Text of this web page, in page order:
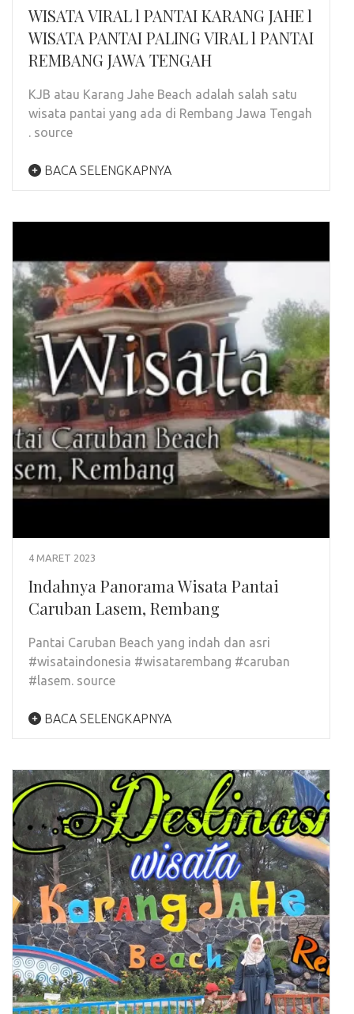
WISATA VIRAL l PANTAI KARANG JAHE l
WISATA PANTAI PALING VIRAL l PANTAI
REMBANG JAWA TENGAH
KJB atau Karang Jahe Beach adalah salah satu
wisata pantai yang ada di Rembang Jawa Tengah
. source
BACA SELENGKAPNYA
4 MARET 2023
Indahnya Panorama Wisata Pantai
Caruban Lasem, Rembang
Pantai Caruban Beach yang indah dan asri
#wisataindonesia #wisatarembang #caruban
#lasem. source
BACA SELENGKAPNYA